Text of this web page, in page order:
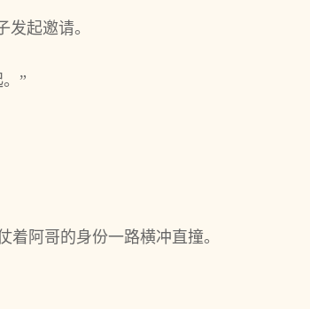
发起邀请。
”
着阿哥的身份一路横冲直撞。